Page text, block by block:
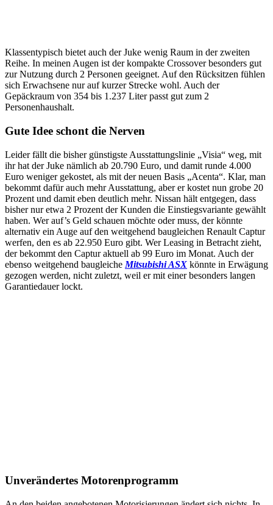
Klassentypisch bietet auch der Juke wenig Raum in der zweiten
Reihe. In meinen Augen ist der kompakte Crossover besonders gut
zur Nutzung durch 2 Personen geeignet. Auf den Rücksitzen fühlen
sich Erwachsene nur auf kurzer Strecke wohl. Auch der
Gepäckraum von 354 bis 1.237 Liter passt gut zum 2
Personenhaushalt.
Gute Idee schont die Nerven
Leider fällt die bisher günstigste Ausstattungslinie „Visia“ weg, mit
ihr hat der Juke nämlich ab 20.790 Euro, und damit runde 4.000
Euro weniger gekostet, als mit der neuen Basis „Acenta“. Klar, man
bekommt dafür auch mehr Ausstattung, aber er kostet nun grobe 20
Prozent und damit eben deutlich mehr. Nissan hält entgegen, dass
bisher nur etwa 2 Prozent der Kunden die Einstiegsvariante gewählt
haben. Wer auf’s Geld schauen möchte oder muss, der könnte
alternativ ein Auge auf den weitgehend baugleichen Renault Captur
werfen, den es ab 22.950 Euro gibt. Wer Leasing in Betracht zieht,
der bekommt den Captur aktuell ab 99 Euro im Monat. Auch der
ebenso weitgehend baugleiche Mitsubishi ASX könnte in Erwägung
gezogen werden, nicht zuletzt, weil er mit einer besonders langen
Garantiedauer lockt.
Unverändertes Motorenprogramm